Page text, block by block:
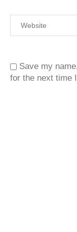
Save my
for the next time